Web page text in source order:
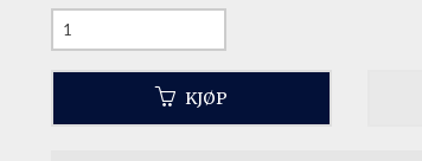
KJØP